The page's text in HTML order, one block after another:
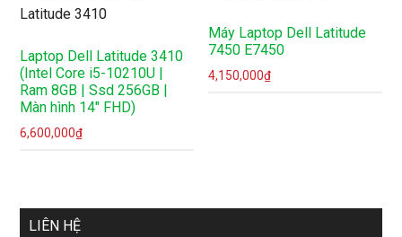
Laptop Dell Latitude 3410
(Intel Core i5-10210U |
Ram 8GB | Ssd 256GB |
Màn hình 14″ FHD)
6,600,000₫
Máy Laptop Dell Latitude
7450 E7450
4,150,000₫
LIÊN HỆ